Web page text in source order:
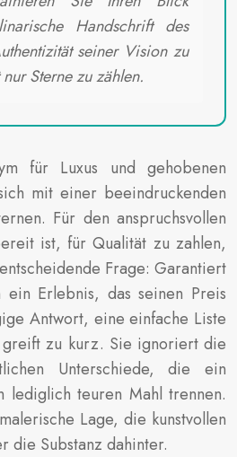
Handschrift des
seiner Vision zu
Sterne zu zählen.
für Luxus und gehobenen
mit einer beeindruckenden
Für den anspruchsvollen
ist, für Qualität zu zahlen,
Frage: Garantiert
ein Erlebnis, das seinen Preis
Antwort, eine einfache Liste
zu kurz. Sie ignoriert die
Unterschiede, die ein
lediglich teuren Mahl trennen.
Lage, die kunstvollen
die Substanz dahinter.